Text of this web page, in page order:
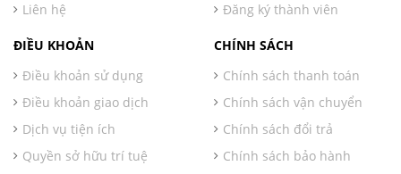
Liên hệ
Đăng ký thành viên
ĐIỀU KHOẢN
Điều khoản sử dụng
Điều khoản giao dịch
Dịch vụ tiện ích
Quyền sở hữu trí tuệ
CHÍNH SÁCH
Chính sách thanh toán
Chính sách vận chuyển
Chính sách đổi trả
Chính sách bảo hành